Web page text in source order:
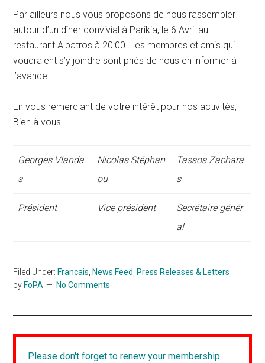
Par ailleurs nous vous proposons de nous rassembler
autour d’un dîner convivial à Parikia, le 6 Avril au
restaurant Albatros à 20:00. Les membres et amis qui
voudraient s’y joindre sont priés de nous en informer à
l’avance.
En vous remerciant de votre intérêt pour nos activités,
Bien à vous
Georges Vlanda
s
Nicolas Stéphan
ou
Tassos Zachara
s
Président Vice président
Secrétaire génér
al
Filed Under: Francais, News Feed, Press Releases & Letters
by FoPA No Comments
Please don't forget to renew your membership